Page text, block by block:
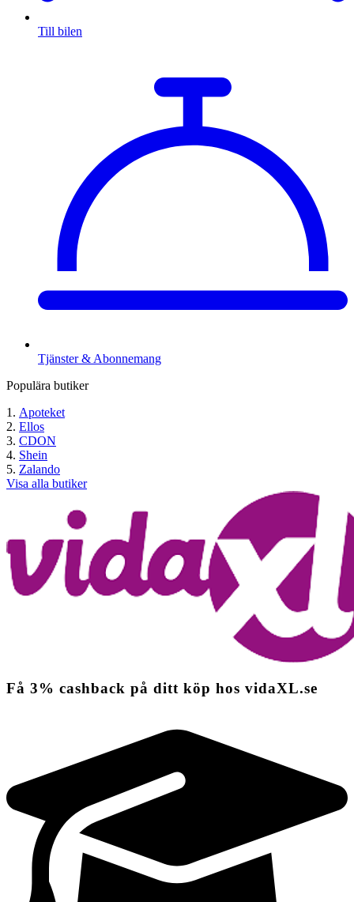
Till bilen
Tjänster & Abonnemang
Populära butiker
Apoteket
Ellos
CDON
Shein
Zalando
Visa alla butiker
Få 3% cashback på ditt köp hos vidaXL.se